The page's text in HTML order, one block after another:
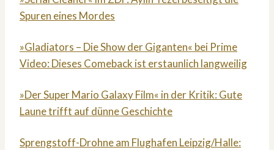
Spuren eines Mordes
»Gladiators – Die Show der Giganten« bei Prime
Video: Dieses Comeback ist erstaunlich langweilig
»Der Super Mario Galaxy Film« in der Kritik: Gute
Laune trifft auf dünne Geschichte
Sprengstoff-Drohne am Flughafen Leipzig/Halle: